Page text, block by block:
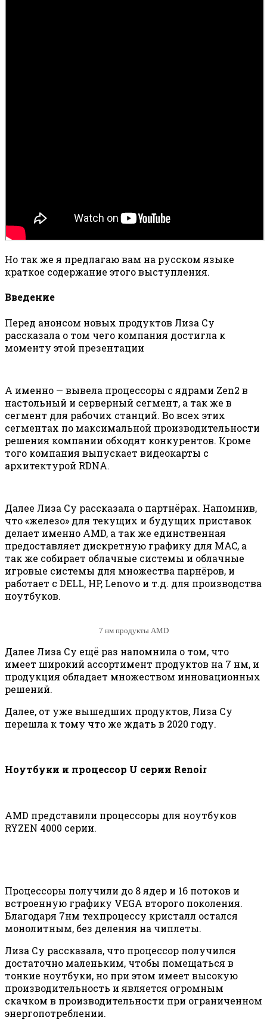
Но так же я предлагаю вам на русском языке
краткое содержание этого выступления.
Введение
Перед анонсом новых продуктов Лиза Су
рассказала о том чего компания достигла к
моменту этой презентации
А именно — вывела процессоры с ядрами Zen2 в
настольный и серверный сегмент, а так же в
сегмент для рабочих станций. Во всех этих
сегментах по максимальной производительности
решения компании обходят конкурентов. Кроме
того компания выпускает видеокарты с
архитектурой RDNA.
Далее Лиза Су рассказала о партнёрах. Напомнив,
что «железо» для текущих и будущих приставок
делает именно AMD, а так же единственная
предоставляет дискретную графику для MAC, а
так же собирает облачные системы и облачные
игровые системы для множества парнёров, и
работает с DELL, HP, Lenovo и т.д. для производства
ноутбуков.
7 нм продукты AMD
Далее Лиза Су ещё раз напомнила о том, что
имеет широкий ассортимент продуктов на 7 нм, и
продукция обладает множеством инновационных
решений.
Далее, от уже вышедших продуктов, Лиза Су
перешла к тому что же ждать в 2020 году.
Ноутбуки и процессор U серии Renoir
AMD представили процессоры для ноутбуков
RYZEN 4000 серии.
Процессоры получили до 8 ядер и 16 потоков и
встроенную графику VEGA второго поколения.
Благодаря 7нм техпроцессу кристалл остался
монолитным, без деления на чиплеты.
Лиза Су рассказала, что процессор получился
достаточно маленьким, чтобы помещаться в
тонкие ноутбуки, но при этом имеет высокую
производительность и является огромным
скачком в производительности при ограниченном
энергопотреблении.